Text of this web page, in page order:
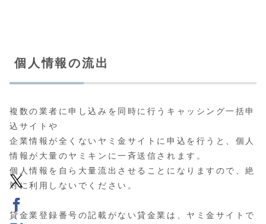
個人情報の流出
複数の業者に申し込みを同時に行うキャッシング一括申
込サイトや
企業情報が全くないヤミ金サイトに申込を行うと、個人
情報が大量のヤミキンに一斉送信されます。
個人情報を自ら大量流出させることになりますので、絶
対に利用しないでください。
貸金業登録番号の記載がない貸金業は、ヤミ金サイトで